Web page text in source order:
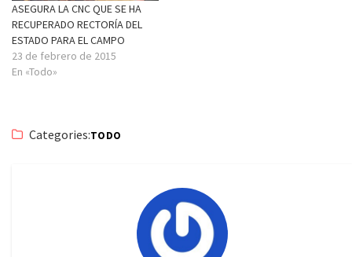
ASEGURA LA CNC QUE SE HA
RECUPERADO RECTORÍA DEL
ESTADO PARA EL CAMPO
23 de febrero de 2015
En «Todo»
Categories:TODO